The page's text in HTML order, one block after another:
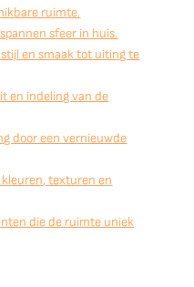
ruimte.
sfeer in huis.
en smaak tot uiting te
en indeling van de
door een vernieuwde
texturen en
die de ruimte uniek